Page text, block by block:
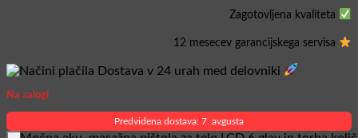
Zagotovljena kvaliteta
12 mesecev garancijskega servisa
Dostava v 24 urah med delovniki
Na zalogi
Predvidena dostava: 7. avgusta